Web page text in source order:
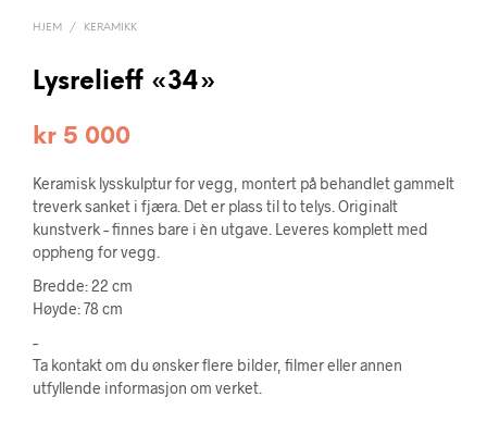
HJEM / KERAMIKK
Lysrelieff «34»
kr 5 000
Keramisk lysskulptur for vegg, montert på behandlet gammelt
treverk sanket i fjæra. Det er plass til to telys. Originalt
kunstverk – finnes bare i èn utgave. Leveres komplett med
oppheng for vegg.
Bredde: 22 cm
Høyde: 78 cm
–
Ta kontakt om du ønsker flere bilder, filmer eller annen
utfyllende informasjon om verket.